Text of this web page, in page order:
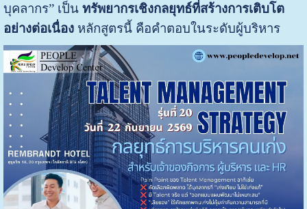
บุคลากร” เป็น ทรัพยากรเชิงกลยุทธ์ที่สร้างการเติบโต
อย่างต่อเนื่อง หลักสูตรนี้ คือคำตอบในระดับผู้บริหาร